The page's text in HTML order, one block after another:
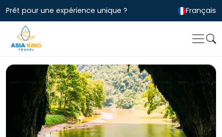
Prêt pour une expérience unique ? Français